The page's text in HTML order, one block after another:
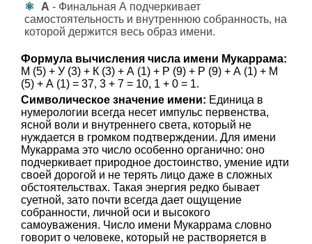
А - Финальная А подчеркивает
самостоятельность и внутреннюю собранность, на
которой держится весь образ имени.
Формула вычисления числа имени Мукаррама:
М (5) + У (3) + К (3) + А (1) + Р (9) + Р (9) + А (1) + М
(5) + А (1) = 37, 3 + 7 = 10, 1 + 0 = 1.
Символическое значение имени: Единица в
нумерологии всегда несет импульс первенства,
ясной воли и внутреннего света, который не
нуждается в громком подтверждении. Для имени
Мукаррама это число особенно органично: оно
подчеркивает природное достоинство, умение идти
своей дорогой и не терять лицо даже в сложных
обстоятельствах. Такая энергия редко бывает
суетной, зато почти всегда дает ощущение
собранности, личной оси и высокого
самоуважения. Число имени Мукаррама словно
говорит о человеке, который не растворяется в